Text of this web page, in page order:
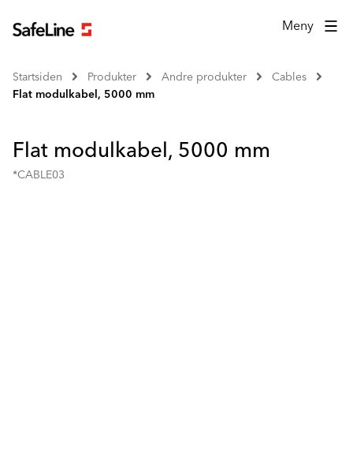
Meny
Startsiden Produkter Andre produkter
Cables
Flat modulkabel, 5000 mm
Flat modulkabel, 5000 mm
*CABLE03